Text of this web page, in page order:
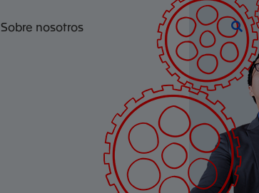
Sobre nosotros